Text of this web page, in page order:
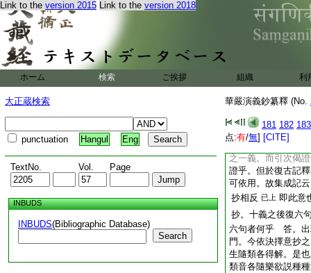
Link to the version 2015 Link to the version 2018
ホーム 検索 ご挨拶 組織 利
大正蔵検索
punctuation Hangul Eng
TextNo. Vol. Page
INBUDS
INBUDS(Bibliographic Database)
Search
華嚴演義鈔纂釋 (No.
181 182 183
点:有/無] [CITE]
不可云偏證一師義
提流支。以次偈局
之。又門流釋圓音
即上説中隨説一法
解。寶積云。佛以
信解聲多音隨樂故
口天女也。今既云
之一義。而引次偈
證乎。但於復古記
可依用。故集成記
抄相反 已上 即此意
抄。十義之後復六
六句者何乎 答。出
門。今依決擇意抄
生隨類各得解。是
類音各隨樂欲説種